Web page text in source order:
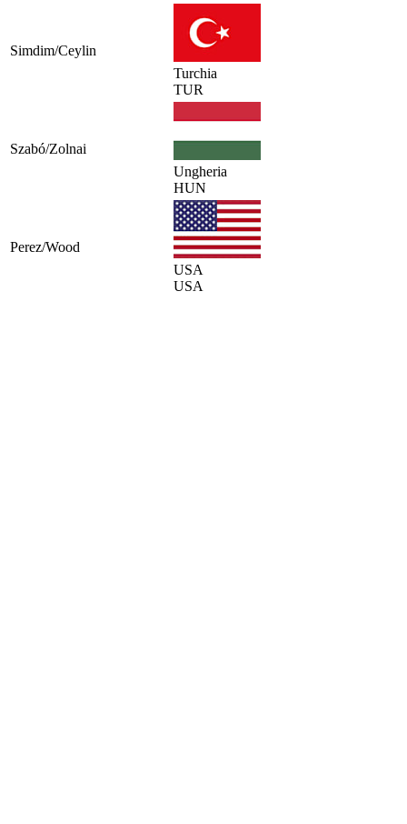
Simdim/Ceylin
Turchia
TUR
Szabó/Zolnai
Ungheria
HUN
Perez/Wood
USA
USA